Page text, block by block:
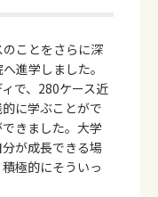
ことをさらに深
進学しました。
で、280ケース近
に学ぶことがで
きました。大学
が成長できる場
極的にそういっ